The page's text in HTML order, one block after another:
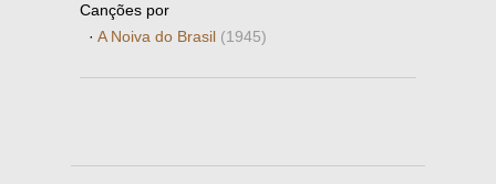
Canções por
· A Noiva do Brasil (1945)